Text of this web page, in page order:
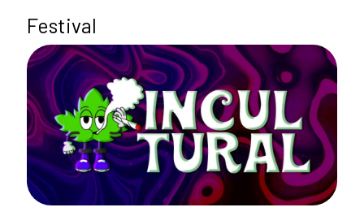
Festival